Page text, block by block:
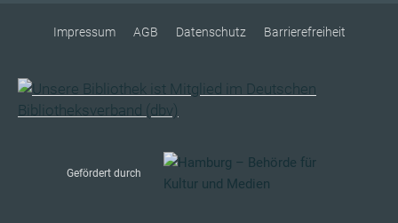
Impressum AGB Datenschutz Barrierefreiheit
Gefördert durch